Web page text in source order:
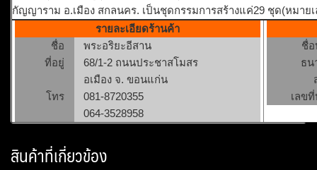
กัญญาราม อ.เมือง สกลนคร. เป็นชุดกรรมการสร้างแค่29 ชุด(หมาย
รายละเอียดร้านค้า
ชื่อ
พระอริยะอีสาน
ที่อยู่
68/1-2 ถนนประชาสโมสร
อเมือง จ. ขอนแก่น
โทร
081-8720355
064-3528958
ชื่
ธน
เลข
สินค้าที่เกี่ยวข้อง